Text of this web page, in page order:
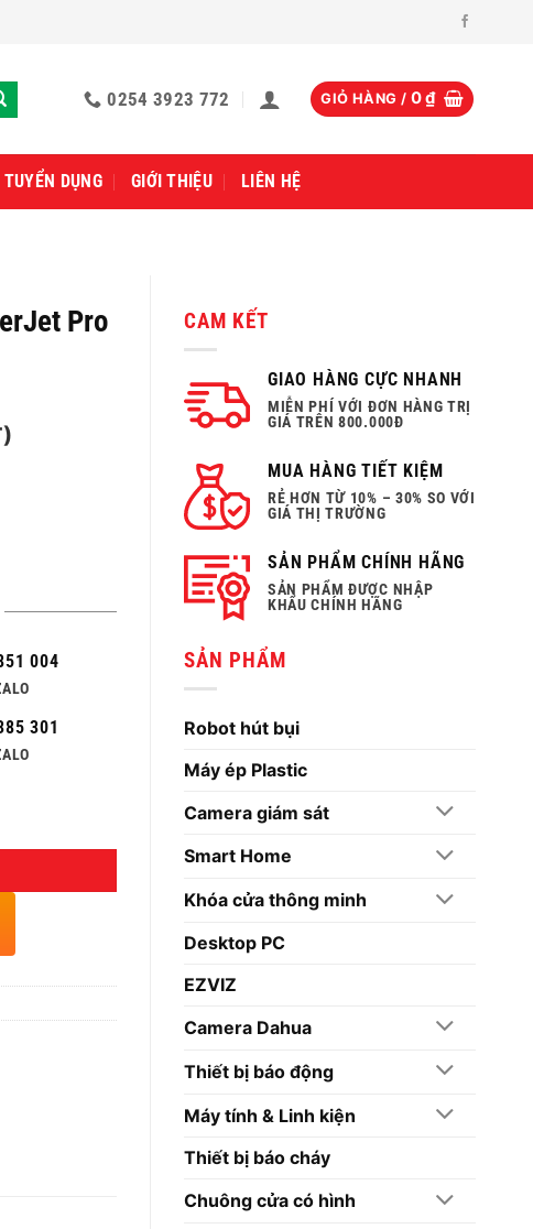
0254 3923 772 GIỎ HÀNG / 0₫
TUYỂN DỤNG GIỚI THIỆU LIÊN HỆ
CAM KẾT
GIAO HÀNG CỰC NHANH
MIỄN PHÍ VỚI ĐƠN HÀNG TRỊ
GIÁ TRÊN 800.000Đ
MUA HÀNG TIẾT KIỆM
RẺ HƠN TỪ 10% – 30% SO VỚI
GIÁ THỊ TRƯỜNG
SẢN PHẨM CHÍNH HÃNG
SẢN PHẨM ĐƯỢC NHẬP
KHẨU CHÍNH HÃNG
SẢN PHẨM
Robot hút bụi
Máy ép Plastic
Camera giám sát
Smart Home
Khóa cửa thông minh
Desktop PC
EZVIZ
Camera Dahua
Thiết bị báo động
Máy tính & Linh kiện
Thiết bị báo cháy
Chuông cửa có hình
Pro
004
301